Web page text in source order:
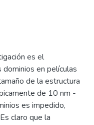
es el
en películas
de la estructura
de 10 nm -
es impedido,
claro que la